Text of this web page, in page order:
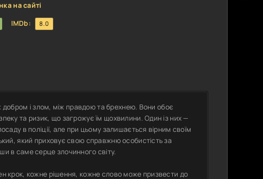
на сайті
IMDb: 8.0
добром і злом, між правдою та брехнею. Вони обоє
та ризик, що загрожує їм щохвилини. Один із них —
в поліції, але при цьому залишається вірним своїм
який приховує свою справжню особистість за
в саме серце злочинного світу.
крок, кожне рішення, кожне слово може призвести до